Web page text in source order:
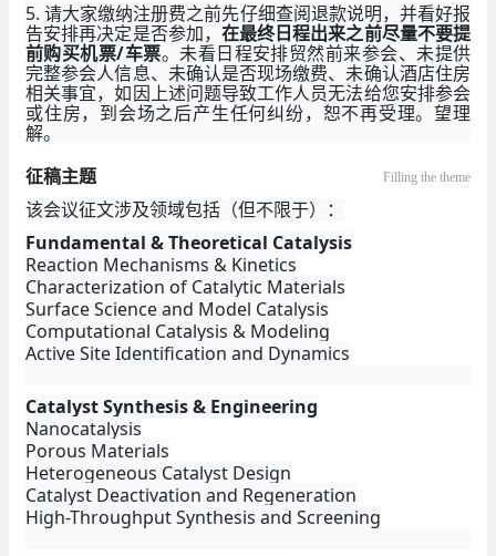
5. 请大家缴纳注册费之前先仔细查阅退款说明，并看好报
告安排再决定是否参加， 在最终日程出来之前尽量不要提
前购买机票/车票。未看日程安排贸然前来参会、未提供
完整参会人信息、未确认是否现场缴费、未确认酒店住房
相关事宜，如因上述问题导致工作人员无法给您安排参会
或住房，到会场之后产生任何纠纷，恕不再受理。望理
解。
征稿主题 Filling the theme
该会议征文涉及领域包括（但不限于）：
Fundamental & Theoretical Catalysis
Reaction Mechanisms & Kinetics
Characterization of Catalytic Materials
Surface Science and Model Catalysis
Computational Catalysis & Modeling
Active Site Identification and Dynamics
Catalyst Synthesis & Engineering
Nanocatalysis
Porous Materials
Heterogeneous Catalyst Design
Catalyst Deactivation and Regeneration
High-Throughput Synthesis and Screening